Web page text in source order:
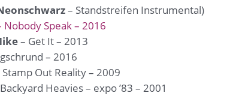
– Standstreifen Instrumental)
Nobody Speak – 2016
– Get It – 2013
– 2016
Stamp Out Reality – 2009
Heavies – expo ’83 – 2001